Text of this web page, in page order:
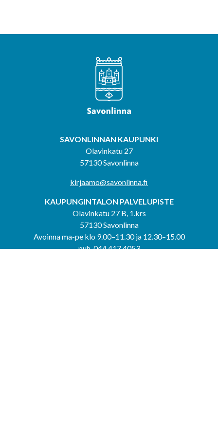
SAVONLINNAN KAUPUNKI
Olavinkatu 27
57130 Savonlinna
kirjaamo@savonlinna.fi
KAUPUNGINTALON PALVELUPISTE
Olavinkatu 27 B, 1.krs
57130 Savonlinna
Avoinna ma-pe klo 9.00–11.30 ja 12.30–15.00
puh. 044 417 4053